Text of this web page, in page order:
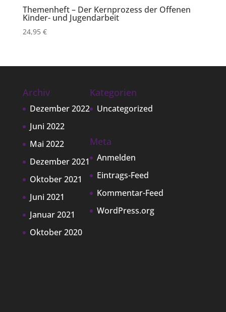
Themenheft – Der Kernprozess der Offenen
Kinder- und Jugendarbeit
24,95 €
Archiv
Dezember 2022
Juni 2022
Mai 2022
Dezember 2021
Oktober 2021
Juni 2021
Januar 2021
Oktober 2020
Kategorien
Uncategorized
Meta
Anmelden
Eintrags-Feed
Kommentar-Feed
WordPress.org